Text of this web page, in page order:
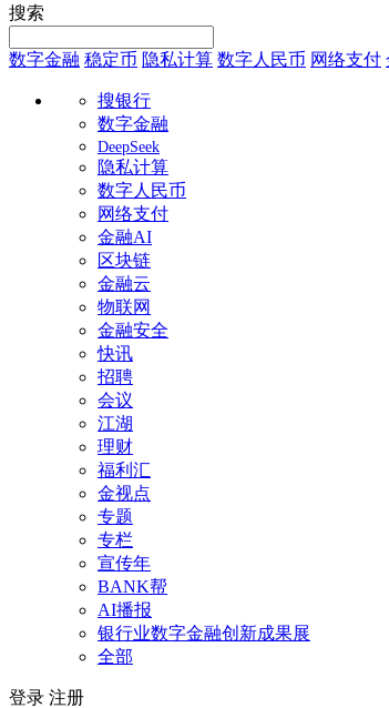
搜索
数字金融 稳定币 隐私计算 数字人民币 网络支付
搜银行
数字金融
DeepSeek
隐私计算
数字人民币
网络支付
金融AI
区块链
金融云
物联网
金融安全
快讯
招聘
会议
江湖
理财
福利汇
金视点
专题
专栏
宣传年
BANK帮
AI播报
银行业数字金融创新成果展
全部
登录 注册